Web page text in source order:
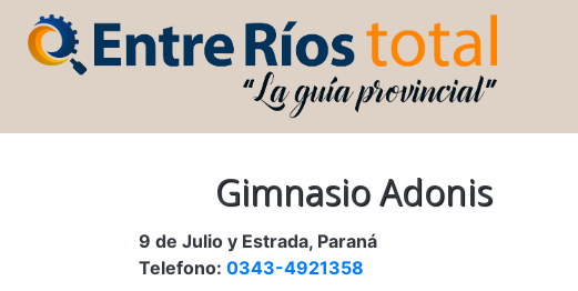
Gimnasio Adonis
9 de Julio y Estrada, Paraná
Telefono: 0343-4921358